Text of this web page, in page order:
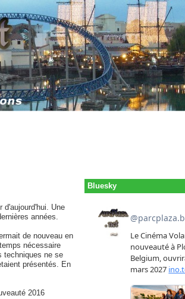
d'aujourd'hui. Une
années.
de nouveau en
nécessaire
techniques ne se
présentés. En
2016
Bluesky